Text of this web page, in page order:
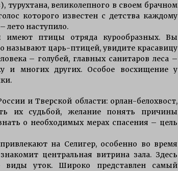
великолепного в своем брачном
которого известен с детства каждому
лето наступило.
имеют птицы отряда курообразных. Вы
называют царь-птицей, увидите красавицу
– голубей, главных санитаров леса –
и многих других. Особое восхищение у
и Тверской области: орлан-белохвост,
их судьбой, желание понять причины
о необходимых мерах спасения – цель
на Селигер, особенно во время
центральная витрина зала. Здесь
виды уток. Широко представлен самый